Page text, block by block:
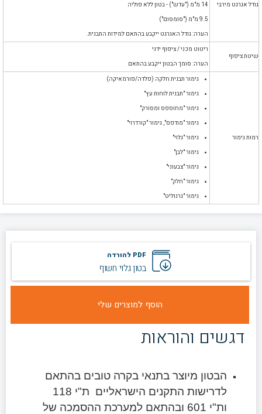
גודל אגרגט מירבי
הערה: גודל האגרגט ייקבע בהתאם למידות התבנית.
שיטת ציפוף
ריטוט מכני / ציפוף ידני
הערה: סומך הבטון ייקבע בהתאם
רמות גימור
גימור תבנית חלקה (פלדה/פורמאיקה)
גימור "תבנית לוחות עץ"
גימור "מחוספס ומסורק"
גימור "מודפס", גימור "קורדרוי"
גימור "גלוי"
גימור "לבן"
גימור "צבעוני"
גימור "חלק"
גימור "גרנוליט"
PDF להורדה
בטון גלוי חשוף
דגשים והוראות
הבטון מיוצר בתנאי בקרה טובים בהתאם
לדרישות התקנים הישראליים ת"י 118
ות"י 601 ובהתאם למערכת ההסמכה של